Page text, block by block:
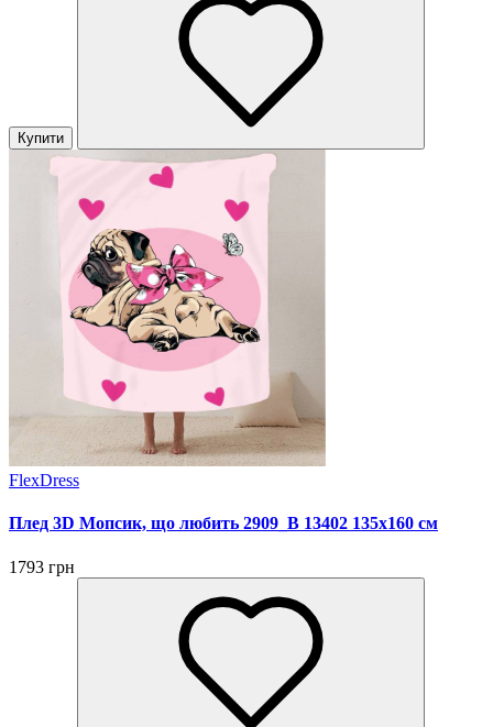
Купити
FlexDress
Плед 3D Мопсик, що любить 2909_B 13402 135х160 см
1793 грн